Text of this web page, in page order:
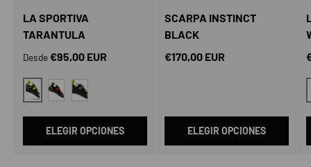
LA SPORTIVA
TARANTULA
Precio normal
Desde€95,00 EUR
LIME PUNCH
BLACK POPPY
OLIVE NEON
ELEGIR OPCIONES
SCARPA INSTINCT
BLACK
Precio normal
€170,00 EUR
ELEGIR OPCIONES